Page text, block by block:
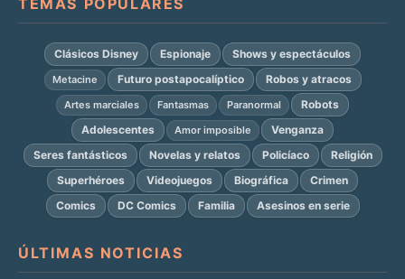
TEMAS POPULARES
Clásicos Disney Espionaje Shows y espectáculos
Metacine Futuro postapocalíptico Robos y atracos
Artes marciales Fantasmas Paranormal
Robots
Adolescentes
Amor imposible
Venganza
Seres fantásticos
Novelas y relatos Policíaco
Religión
Superhéroes
Videojuegos Biográfica
Crimen
Comics
DC Comics Familia Asesinos en serie
ÚLTIMAS NOTICIAS